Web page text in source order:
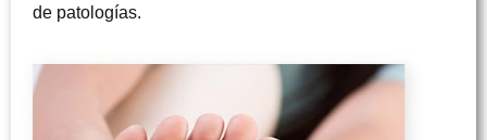
de patologías.